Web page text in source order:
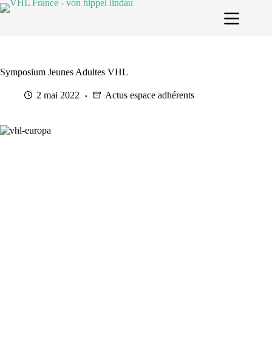
Passer
au
Symposium Jeunes Adultes VHL
2 mai 2022 Actus espace adhérents